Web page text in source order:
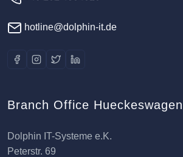
hotline@dolphin-it.de
Branch Office Hueckeswagen
Dolphin IT-Systeme e.K.
Peterstr. 69